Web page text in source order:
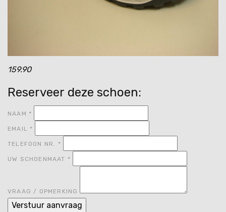
159.90
Reserveer deze schoen:
NAAM *
EMAIL *
TELEFOON NR. *
UW SCHOENMAAT *
VRAAG / OPMERKING